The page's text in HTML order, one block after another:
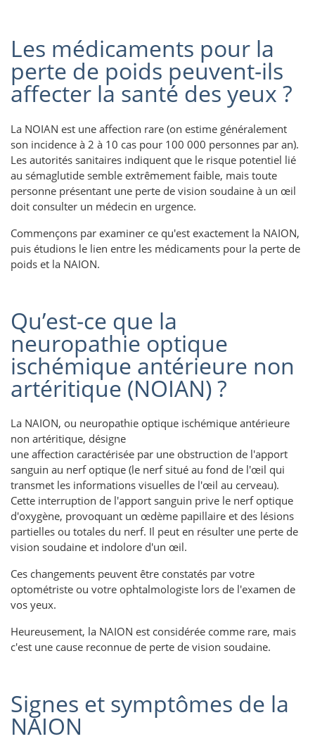
Les médicaments pour la
perte de poids peuvent-ils
affecter la santé des yeux ?
La NOIAN est une affection rare (on estime généralement
son incidence à 2 à 10 cas pour 100 000 personnes par an).
Les autorités sanitaires indiquent que le risque potentiel lié
au sémaglutide semble extrêmement faible, mais toute
personne présentant une perte de vision soudaine à un œil
doit consulter un médecin en urgence.
Commençons par examiner ce qu'est exactement la NAION,
puis étudions le lien entre les médicaments pour la perte de
poids et la NAION.
Qu’est-ce que la
neuropathie optique
ischémique antérieure non
artéritique (NOIAN) ?
La NAION, ou neuropathie optique ischémique antérieure
non artéritique, désigne
une affection caractérisée par une obstruction de l'apport
sanguin au nerf optique (le nerf situé au fond de l'œil qui
transmet les informations visuelles de l'œil au cerveau).
Cette interruption de l'apport sanguin prive le nerf optique
d'oxygène, provoquant un œdème papillaire et des lésions
partielles ou totales du nerf. Il peut en résulter une perte de
vision soudaine et indolore d'un œil.
Ces changements peuvent être constatés par votre
optométriste ou votre ophtalmologiste lors de l'examen de
vos yeux.
Heureusement, la NAION est considérée comme rare, mais
c'est une cause reconnue de perte de vision soudaine.
Signes et symptômes de la
NAION